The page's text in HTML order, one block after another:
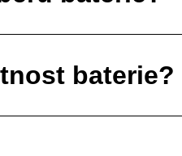
baterie?